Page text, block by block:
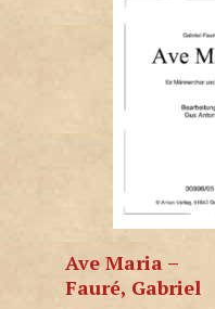
Ave Maria –
Fauré, Gabriel